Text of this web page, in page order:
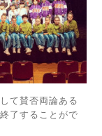
て賛否両論ある
了することがで